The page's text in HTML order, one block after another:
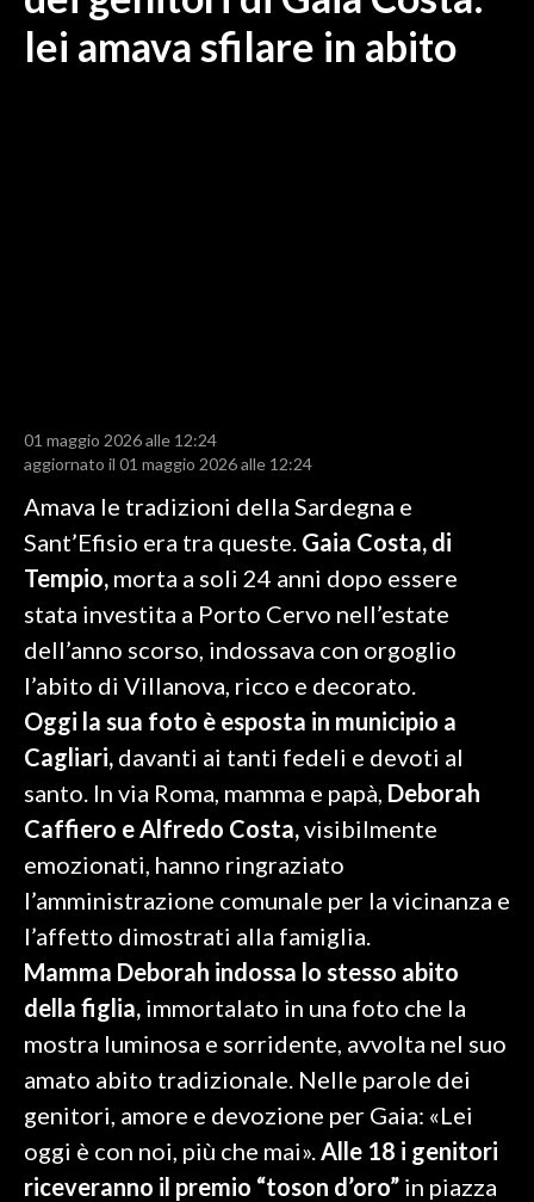
POLITICA
CALCIO REGIONALE
BASKET
VOLLEY
MOTORI
TENNIS
ALTRI SPORT
CULTURA
SPETTACOLI
GOSSIP
SALUTE
SARDEGNA TURISMO
SARDI NEL MONDO
#CARAUNIONE
3 MINUTI CON
lei amava sfilare in abito
01 maggio 2026 alle 12:24
aggiornato il 01 maggio 2026 alle 12:24
Amava le tradizioni della Sardegna e
Sant’Efisio era tra queste. Gaia Costa, di
Tempio, morta a soli 24 anni dopo essere
stata investita a Porto Cervo nell’estate
dell’anno scorso, indossava con orgoglio
l’abito di Villanova, ricco e decorato.
Oggi la sua foto è esposta in municipio a
Cagliari, davanti ai tanti fedeli e devoti al
santo. In via Roma, mamma e papà, Deborah
Caffiero e Alfredo Costa,visibilmente
emozionati, hanno ringraziato
l’amministrazione comunale per la vicinanza e
l’affetto dimostrati alla famiglia.
Mamma Deborah indossa lo stesso abito
della figlia, immortalato in una foto che la
mostra luminosa e sorridente, avvolta nel suo
amato abito tradizionale. Nelle parole dei
genitori, amore e devozione per Gaia: «Lei
oggi è con noi, più che mai».Alle 18 i genitori
riceveranno il premio “toson d’oro” in piazza